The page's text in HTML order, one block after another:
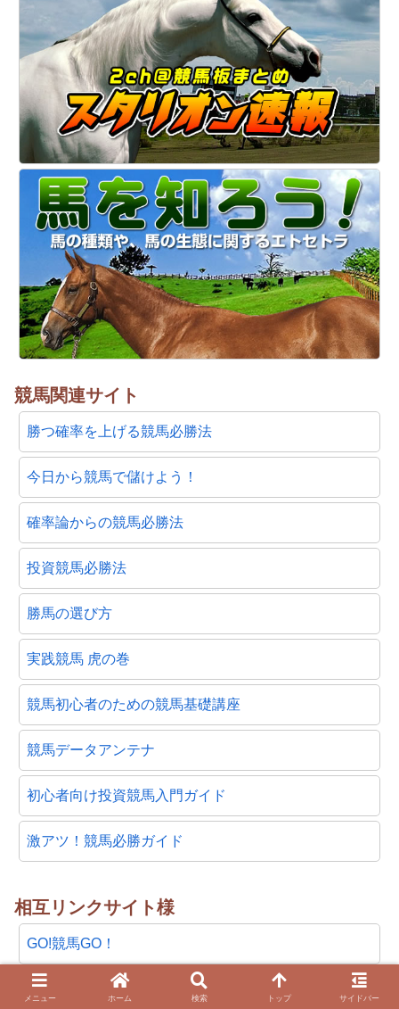
競馬関連サイト
勝つ確率を上げる競馬必勝法
今日から競馬で儲けよう！
確率論からの競馬必勝法
投資競馬必勝法
勝馬の選び方
実践競馬 虎の巻
競馬初心者のための競馬基礎講座
競馬データアンテナ
初心者向け投資競馬入門ガイド
激アツ！競馬必勝ガイド
相互リンクサイト様
GO!競馬GO！
俺の当たる競馬予想
メニュー ホーム 検索 トップ サイドバー